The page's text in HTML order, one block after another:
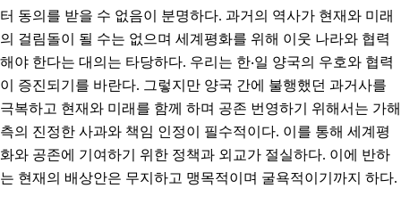
터 동의를 받을 수 없음이 분명하다. 과거의 역사가 현재와 미래
의 걸림돌이 될 수는 없으며 세계평화를 위해 이웃 나라와 협력
해야 한다는 대의는 타당하다. 우리는 한‧일 양국의 우호와 협력
이 증진되기를 바란다. 그렇지만 양국 간에 불행했던 과거사를
극복하고 현재와 미래를 함께 하며 공존 번영하기 위해서는 가해
측의 진정한 사과와 책임 인정이 필수적이다. 이를 통해 세계평
화와 공존에 기여하기 위한 정책과 외교가 절실하다. 이에 반하
는 현재의 배상안은 무지하고 맹목적이며 굴욕적이기까지 하다.